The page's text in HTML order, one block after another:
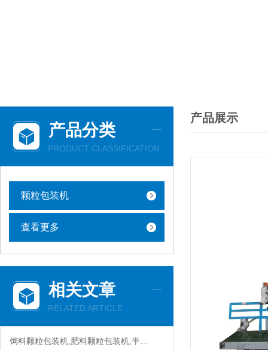
产品分类
PRODUCT CLASSIFICATION
颗粒包装机
查看更多
相关文章
RELATED ARTICLE
饲料颗粒包装机,肥料颗粒包装机,半自动颗粒包装机厂家
产品展示